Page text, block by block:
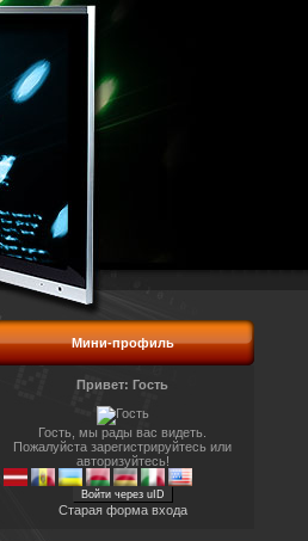
Мини-профиль
Привет: Гость
Гость, мы рады вас видеть.
Пожалуйста зарегистрируйтесь или
авторизуйтесь!
Войти через uID
Старая форма входа